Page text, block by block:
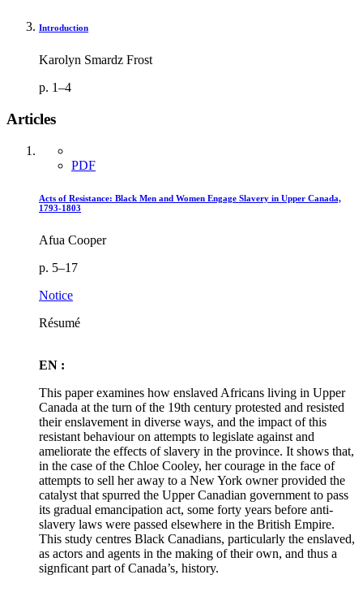
Introduction
Karolyn Smardz Frost
p. 1–4
Articles
PDF
Acts of Resistance: Black Men and Women Engage Slavery in Upper Canada,
1793-1803
Afua Cooper
p. 5–17
Notice
Résumé
EN :
This paper examines how enslaved Africans living in Upper
Canada at the turn of the 19th century protested and resisted
their enslavement in diverse ways, and the impact of this
resistant behaviour on attempts to legislate against and
ameliorate the effects of slavery in the province. It shows that,
in the case of the Chloe Cooley, her courage in the face of
attempts to sell her away to a New York owner provided the
catalyst that spurred the Upper Canadian government to pass
its gradual emancipation act, some forty years before anti-
slavery laws were passed elsewhere in the British Empire.
This study centres Black Canadians, particularly the enslaved,
as actors and agents in the making of their own, and thus a
signficant part of Canada’s, history.